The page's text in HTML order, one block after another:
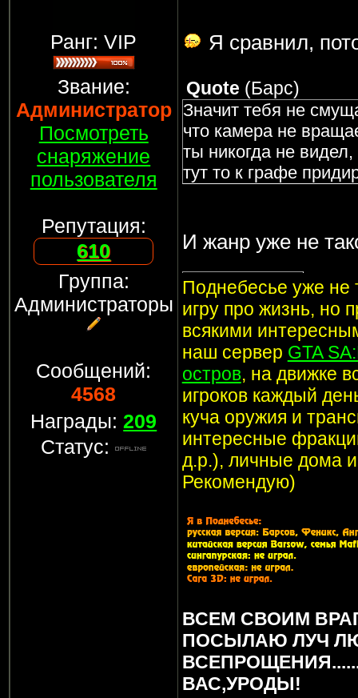
Ранг: VIP
Звание:
Администратор
Посмотреть
снаряжение
пользователя
Репутация:
610
Группа:
Администраторы
Сообщений:
4568
Награды:209
Статус:
Я сравнил,
Quote (Барс)
Значит тебя не
что камера не
ты никогда не
тут то к графе
И жанр уже не
Поднебесье уже не
игру про жизнь, но
всякими
наш сервер GTA
остров, на движке
игроков каждый
куча оружия и
интересные
д.р.), личные дома
Рекомендую)
ВСЕМ СВОИМ
ПОСЫЛАЮ ЛУЧ
ВАС,УРОДЫ!